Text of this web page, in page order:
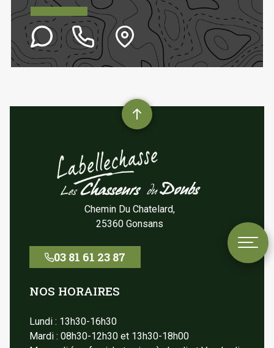
Retourner
haut
de
Chemin Du Chatelard,
25360 Gonsans
03 81 61 23 87
NOS HORAIRES
Lundi : 13h30-16h30
Mardi : 08h30-12h30 et 13h30-18h00